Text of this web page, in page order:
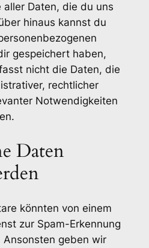
Daten, die du uns
hinaus kannst du
gespeichert haben,
nicht die Daten, die
rechtlicher
Notwendigkeiten
Daten
könnten von einem
zur Spam-Erkennung
geben wir